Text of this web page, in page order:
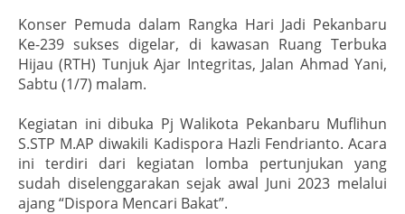
Konser Pemuda dalam Rangka Hari Jadi Pekanbaru
Ke-239 sukses digelar, di kawasan Ruang Terbuka
Hijau (RTH) Tunjuk Ajar Integritas, Jalan Ahmad Yani,
Sabtu (1/7) malam.
Kegiatan ini dibuka Pj Walikota Pekanbaru Muflihun
S.STP M.AP diwakili Kadispora Hazli Fendrianto. Acara
ini terdiri dari kegiatan lomba pertunjukan yang
sudah diselenggarakan sejak awal Juni 2023 melalui
ajang “Dispora Mencari Bakat”.